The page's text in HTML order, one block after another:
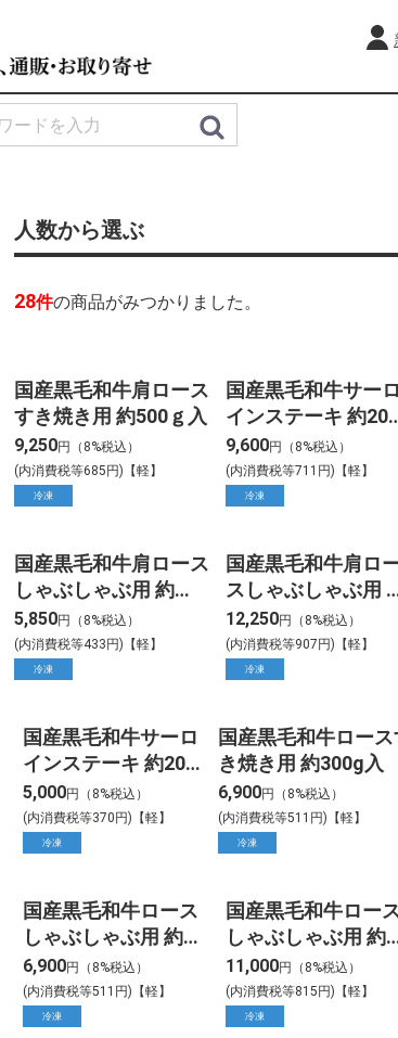
人数から選ぶ
28件の商品がみつかりました。
国産黒毛和牛肩ロース
すき焼き用 約500ｇ入
9,250円（8%税込）
(内消費税等685円)【軽】
冷凍
国産黒毛和牛サーロ
インステーキ 約
カット 2枚入
9,600円（8%税込）
(内消費税等711円)【軽】
冷凍
国産黒毛和牛肩ロース
しゃぶしゃぶ用 約
300g入
5,850円（8%税込）
(内消費税等433円)【軽】
冷凍
国産黒毛和牛肩ロ
スしゃぶしゃぶ用
700g入
12,250円（8%税込）
(内消費税等907円)【軽】
冷凍
国産黒毛和牛サーロ
インステーキ 約200g
カット 1枚入
5,000円（8%税込）
(内消費税等370円)【軽】
冷凍
国産黒毛和牛ロース
き焼き用 約300g入
6,900円（8%税込）
(内消費税等511円)【軽】
冷凍
国産黒毛和牛ロース
しゃぶしゃぶ用 約
300g入
6,900円（8%税込）
(内消費税等511円)【軽】
冷凍
国産黒毛和牛ロー
しゃぶしゃぶ用 約
500g入
11,000円（8%税込）
(内消費税等815円)【軽】
冷凍